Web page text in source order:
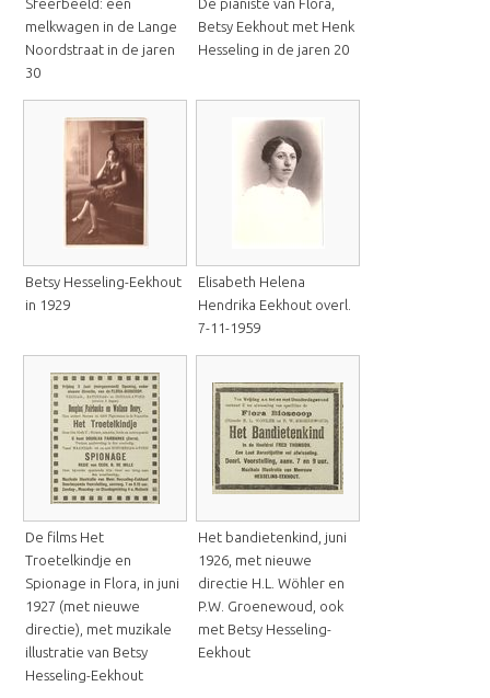
Sfeerbeeld: een
melkwagen in de Lange
Noordstraat in de jaren
30
De pianiste van Flora,
Betsy Eekhout met Henk
Hesseling in de jaren 20
Betsy Hesseling-Eekhout
in 1929
Elisabeth Helena
Hendrika Eekhout overl.
7-11-1959
De films Het
Troetelkindje en
Spionage in Flora, in juni
1927 (met nieuwe
directie), met muzikale
illustratie van Betsy
Hesseling-Eekhout
Het bandietenkind, juni
1926, met nieuwe
directie H.L. Wöhler en
P.W. Groenewoud, ook
met Betsy Hesseling-
Eekhout